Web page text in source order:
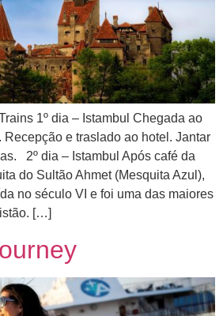
1º dia – Istambul Chegada ao
Recepção e traslado ao hotel. Jantar
2º dia – Istambul Após café da
do Sultão Ahmet (Mesquita Azul),
no século VI e foi uma das maiores
[…]